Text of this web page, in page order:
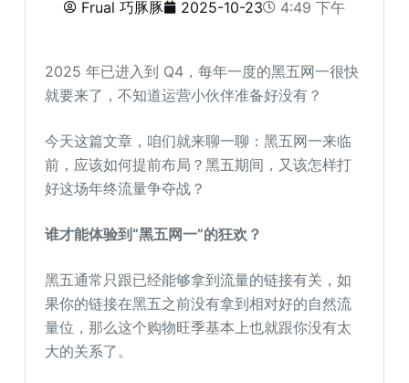
Frual 巧豚豚 2025-10-23 4:49 下午
2025 年已进入到 Q4，每年一度的黑五网一很快
就要来了，不知道运营小伙伴准备好没有？
今天这篇文章，咱们就来聊一聊：黑五网一来临
前，应该如何提前布局？黑五期间，又该怎样打
好这场年终流量争夺战？
谁才能体验到“黑五网一”的狂欢？
黑五通常只跟已经能够拿到流量的链接有关，如
果你的链接在黑五之前没有拿到相对好的自然流
量位，那么这个购物旺季基本上也就跟你没有太
大的关系了。